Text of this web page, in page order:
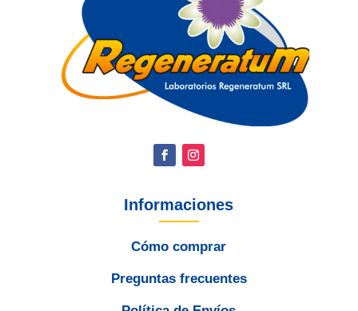
Informaciones
Cómo comprar
Preguntas frecuentes